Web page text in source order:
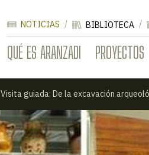
QUÉ ES ARANZADI PROYECTOS
NOTICIAS BIBLIOTECA
Visita guiada: De la excavación